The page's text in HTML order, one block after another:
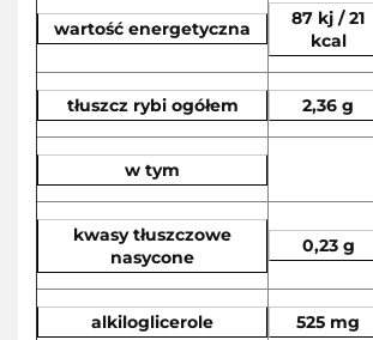
wartość energetyczna
87 kj / 21
kcal
tłuszcz rybi ogółem 2,36 g
w tym
kwasy tłuszczowe
nasycone
0,23 g
alkiloglicerole 525 mg